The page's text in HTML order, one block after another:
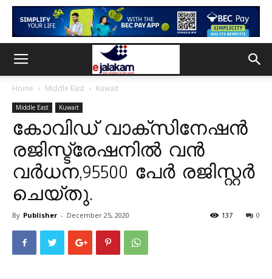
Home Middle East Kuwait
Middle East Kuwait
കോവിഡ് വാക്സിനേഷൻ
രജിസ്ട്രേഷനിൽ വൻ
വർധന,95500 പേർ രജിസ്റ്റർ
ചെയ്തു.
By Publisher - December 25, 2020 0
137